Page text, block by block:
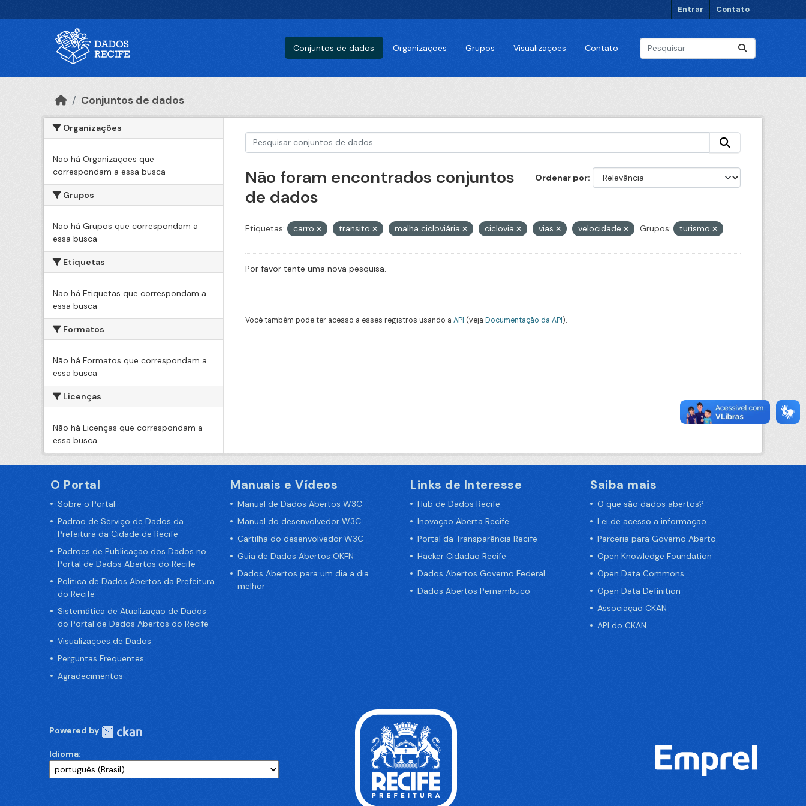
Entrar Contato
Conjuntos de dados Organizações Grupos Visualizações Contato
Conjuntos de dados
Organizações
Não há Organizações que
correspondam a essa busca
Grupos
Não há Grupos que correspondam a
essa busca
Etiquetas
Não há Etiquetas que correspondam a
essa busca
Formatos
Não há Formatos que correspondam a
essa busca
Licenças
Não há Licenças que correspondam a
essa busca
Ordenar por
Não foram encontrados conjuntos
de dados
Etiquetas: carro transito malha cicloviária ciclovia vias velocidade Grupos: turismo
Por favor tente uma nova pesquisa.
Você também pode ter acesso a esses registros usando a API (veja Documentação da API).
O Portal
Sobre o Portal
Padrão de Serviço de Dados da
Prefeitura da Cidade de Recife
Padrões de Publicação dos Dados no
Portal de Dados Abertos do Recife
Política de Dados Abertos da Prefeitura
do Recife
Sistemática de Atualização de Dados
do Portal de Dados Abertos do Recife
Visualizações de Dados
Perguntas Frequentes
Agradecimentos
Manuais e Vídeos
Manual de Dados Abertos W3C
Manual do desenvolvedor W3C
Cartilha do desenvolvedor W3C
Guia de Dados Abertos OKFN
Dados Abertos para um dia a dia
melhor
Links de Interesse
Hub de Dados Recife
Inovação Aberta Recife
Portal da Transparência Recife
Hacker Cidadão Recife
Dados Abertos Governo Federal
Dados Abertos Pernambuco
Saiba mais
O que são dados abertos?
Lei de acesso a informação
Parceria para Governo Aberto
Open Knowledge Foundation
Open Data Commons
Open Data Definition
Associação CKAN
API do CKAN
Powered by
Idioma